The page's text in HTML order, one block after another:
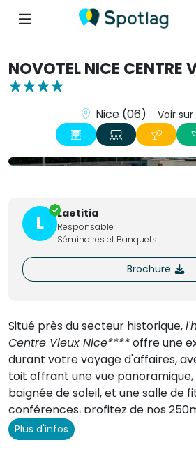
NOVOTEL NICE CENTRE
Nice (06) Voir
L Laetitia
Responsable
Séminaires et Banquets
Brochure
Situé près du secteur historique,
Centre Vieux Nice****offre une
durant votre voyage d'affaires,
toit offrant une vue
baignée de soleil, et une salle de
conférences, profitez de nos
réunion baignées de lumière
question, notre équipe est à votre
Plus d'infos